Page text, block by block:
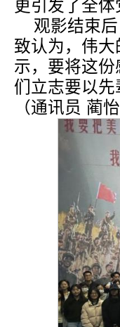
更引发了全
观影结束
致认为，伟
示，要将这
们立志要以
（通讯员 蔺